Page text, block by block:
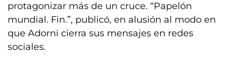
protagonizar más de un cruce. “Papelón
mundial. Fin.”, publicó, en alusión al modo en
que Adorni cierra sus mensajes en redes
sociales.